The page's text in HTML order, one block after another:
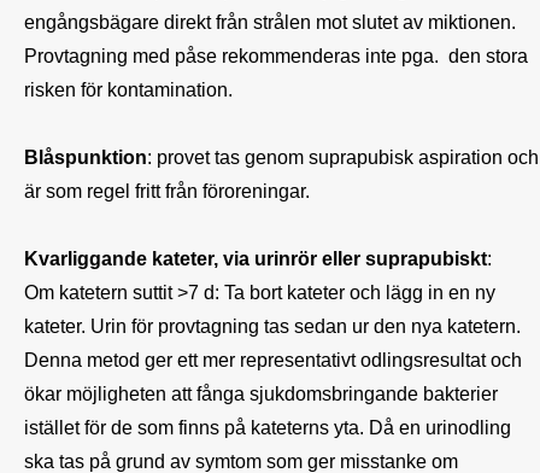
engångsbägare direkt från strålen mot slutet av miktionen.
Provtagning med påse rekommenderas inte pga.  den stora
risken för kontamination.
Blåspunktion: provet tas genom suprapubisk aspiration och
är som regel fritt från föroreningar.
Kvarliggande kateter, via urinrör eller suprapubiskt:
Om katetern suttit >7 d: Ta bort kateter och lägg in en ny
kateter. Urin för provtagning tas sedan ur den nya katetern.
Denna metod ger ett mer representativt odlingsresultat och
ökar möjligheten att fånga sjukdomsbringande bakterier
istället för de som finns på kateterns yta. Då en urinodling
ska tas på grund av symtom som ger misstanke om